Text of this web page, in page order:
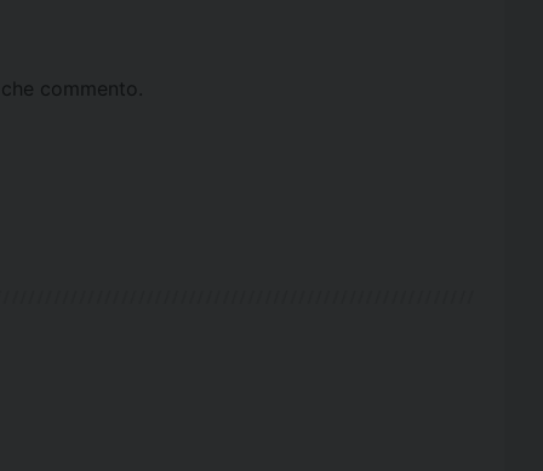
commento.